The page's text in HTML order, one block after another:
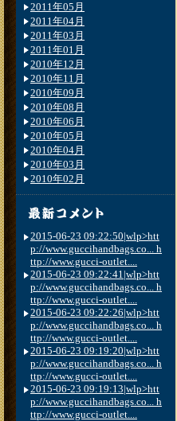
2011年05月
2011年04月
2011年03月
2011年01月
2010年12月
2010年11月
2010年09月
2010年08月
2010年06月
2010年05月
2010年04月
2010年03月
2010年02月
2015-06-23 09:22:50|wlp>htt
p://www.guccihandbags.co... h
ttp://www.gucci-outlet....
2015-06-23 09:22:41|wlp>htt
p://www.guccihandbags.co... h
ttp://www.gucci-outlet....
2015-06-23 09:22:26|wlp>htt
p://www.guccihandbags.co... h
ttp://www.gucci-outlet....
2015-06-23 09:19:20|wlp>htt
p://www.guccihandbags.co... h
ttp://www.gucci-outlet....
2015-06-23 09:19:13|wlp>htt
p://www.guccihandbags.co... h
ttp://www.gucci-outlet....